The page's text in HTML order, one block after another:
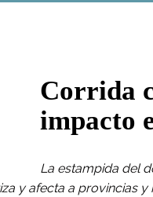
Corrida
impacto
La estampida del
y afecta a provincias